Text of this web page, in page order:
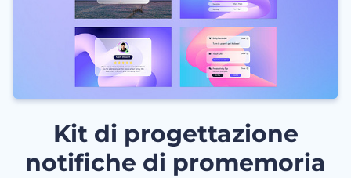
Kit di progettazione
notifiche di promemoria